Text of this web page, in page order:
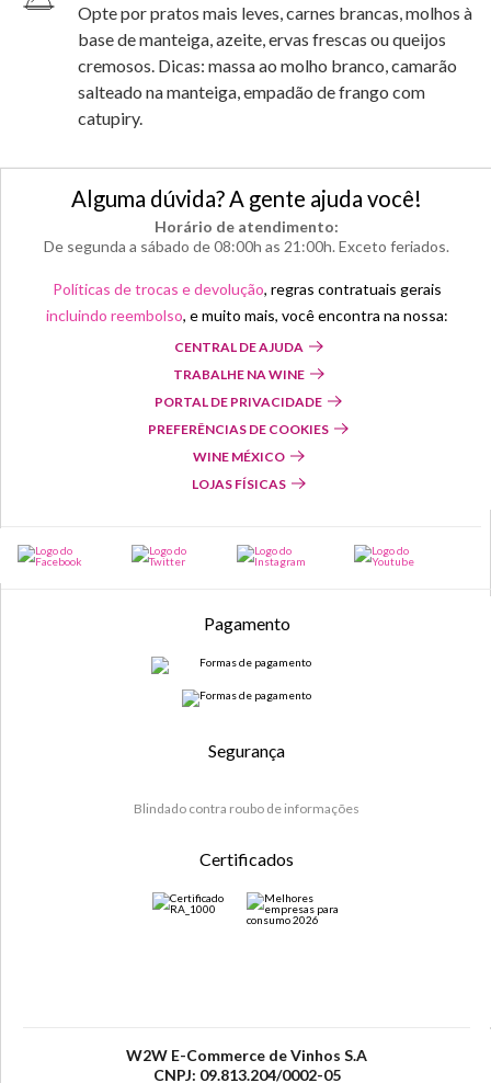
Opte por pratos mais leves, carnes brancas, molhos à
base de manteiga, azeite, ervas frescas ou queijos
cremosos. Dicas: massa ao molho branco, camarão
salteado na manteiga, empadão de frango com
catupiry.
Alguma dúvida? A gente ajuda você!
Horário de atendimento:
De segunda a sábado de 08:00h as 21:00h. Exceto feriados.
Políticas de trocas e devolução, regras contratuais gerais
incluindo reembolso, e muito mais, você encontra na nossa:
CENTRAL DE AJUDA
TRABALHE NA WINE
PORTAL DE PRIVACIDADE
PREFERÊNCIAS DE COOKIES
WINE MÉXICO
LOJAS FÍSICAS
Pagamento
Segurança
Blindado contra roubo de informações
Certificados
W2W E-Commerce de Vinhos S.A
CNPJ: 09.813.204/0002-05